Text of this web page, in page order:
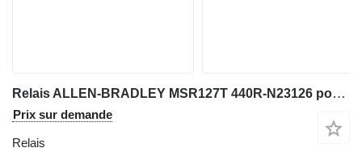
Relais ALLEN-BRADLEY MSR127T 440R-N23126 pour matériel industriel
Prix sur demande
Relais